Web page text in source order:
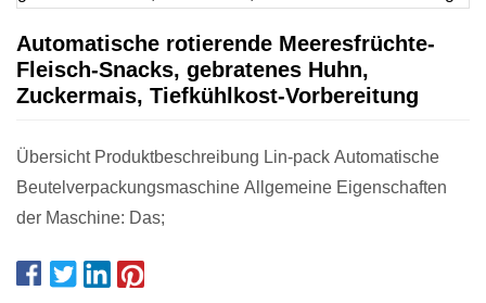
Automatische rotierende Meeresfrüchte-
Fleisch-Snacks, gebratenes Huhn,
Zuckermais, Tiefkühlkost-Vorbereitung
Übersicht Produktbeschreibung Lin-pack Automatische
Beutelverpackungsmaschine Allgemeine Eigenschaften
der Maschine: Das;